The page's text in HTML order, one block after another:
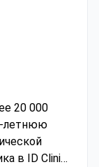
20 000
летнюю
в ID Clinic